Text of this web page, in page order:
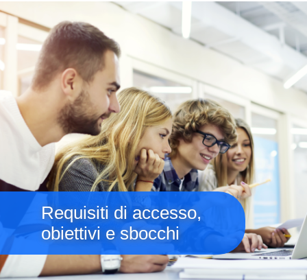
Immagine
Requisiti di accesso,
obiettivi e sbocchi